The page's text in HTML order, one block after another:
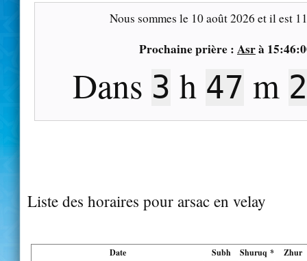
Nous sommes le 10 août 2026 et il est
Prochaine prière : Asrà
Dans 3 h 47 m
Liste des horaires pour arsac en velay
Date Subh Shuruq * Zhur